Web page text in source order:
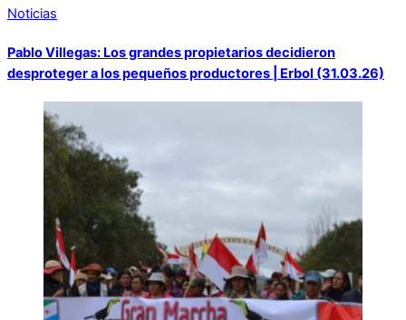
Noticias
Pablo Villegas: Los grandes propietarios decidieron
desproteger a los pequeños productores | Erbol (31.03.26)